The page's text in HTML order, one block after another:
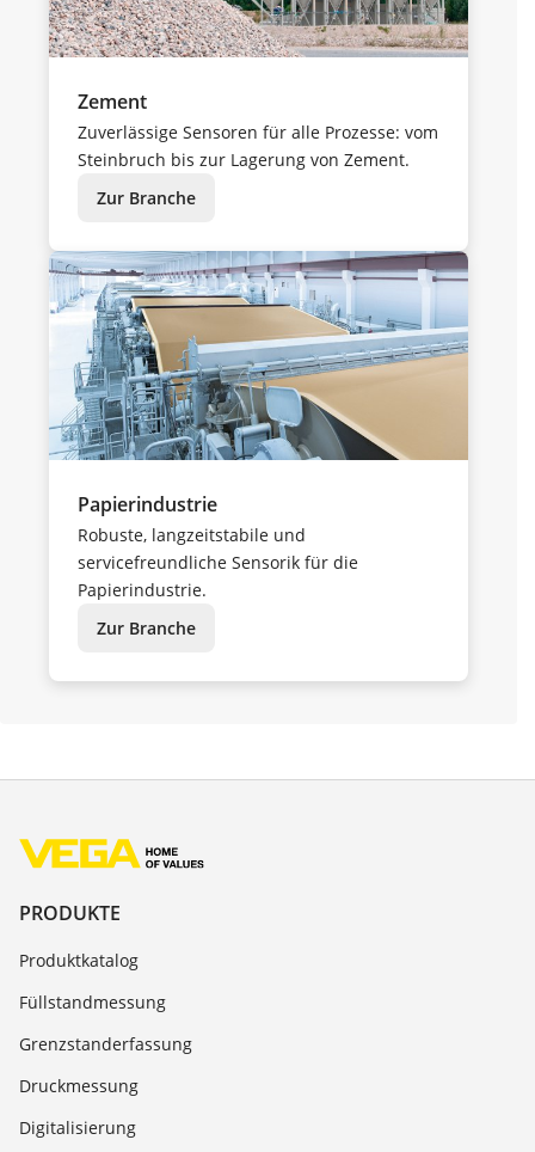
Zement
Zuverlässige Sensoren für alle Prozesse: vom
Steinbruch bis zur Lagerung von Zement.
Zur Branche
Papierindustrie
Robuste, langzeitstabile und
servicefreundliche Sensorik für die
Papierindustrie.
Zur Branche
PRODUKTE
Produktkatalog
Füllstandmessung
Grenzstanderfassung
Druckmessung
Digitalisierung